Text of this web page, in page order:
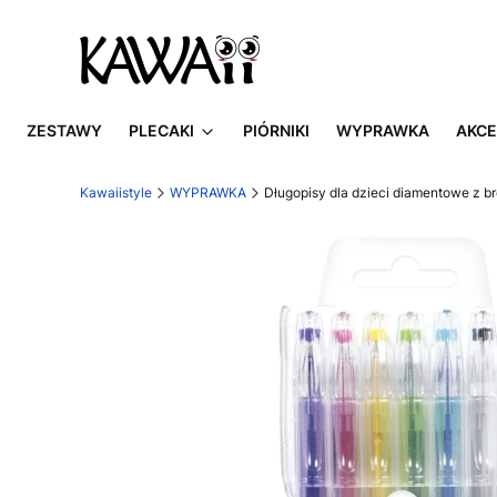
ZESTAWY PLECAKI PIÓRNIKI WYPRAWKA
Kawaiistyle WYPRAWKA Długopisy dla dzieci diamentowe z